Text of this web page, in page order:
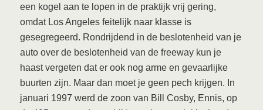
een kogel aan te lopen in de praktijk vrij gering,
omdat Los Angeles feitelijk naar klasse is
gesegregeerd. Rondrijdend in de beslotenheid van je
auto over de beslotenheid van de freeway kun je
haast vergeten dat er ook nog arme en gevaarlijke
buurten zijn. Maar dan moet je geen pech krijgen. In
januari 1997 werd de zoon van Bill Cosby, Ennis, op